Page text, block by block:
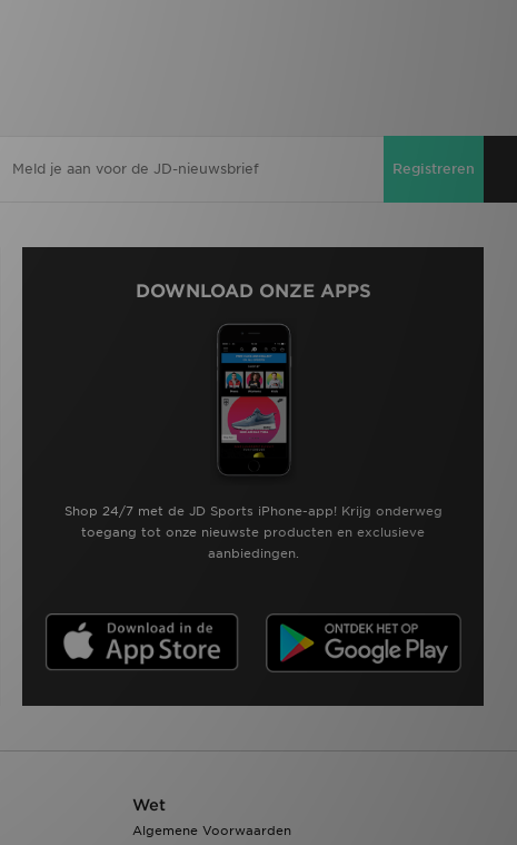
Registreren
DOWNLOAD ONZE APPS
Shop 24/7 met de JD Sports iPhone-app! Krijg onderweg
toegang tot onze nieuwste producten en exclusieve
aanbiedingen.
Wet
Algemene Voorwaarden